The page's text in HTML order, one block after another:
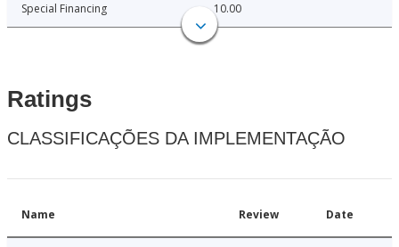
Special Financing 10.00
Ratings
CLASSIFICAÇÕES DA IMPLEMENTAÇÃO
Name Review Date